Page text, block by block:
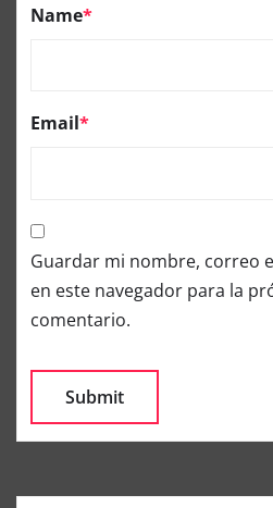
Name*
Email*
Guardar mi nombre, correo
en este navegador para la
comentario.